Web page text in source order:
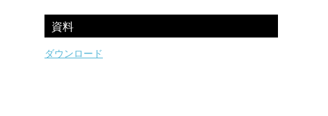
資料
ダウンロード